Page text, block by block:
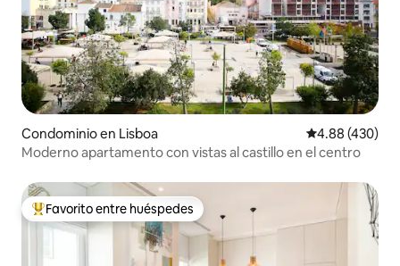
Condominio en Lisboa Calificación
4.88 (430)
Moderno apartamento con vistas al castillo en el centro
De los mejores en Favorito entre huéspedes
Favorito entre huéspedes